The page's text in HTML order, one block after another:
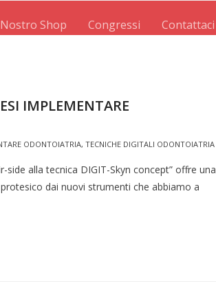
Shop Congressi Contattaci
IMPLEMENTARE
ODONTOIATRIA, TECNICHE DIGITALI ODONTOIATRIA
alla tecnica DIGIT-Skyn concept” offre una
dai nuovi strumenti che abbiamo a